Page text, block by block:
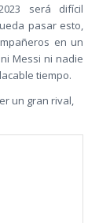
será difícil
pasar esto,
en un
Messi ni nadie
tiempo.
un gran rival,